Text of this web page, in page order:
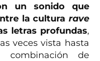
un sonido que
la cultura rave
letras profundas,
veces vista hasta
de